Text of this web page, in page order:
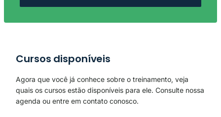
Cursos disponíveis
Agora que você já conhece sobre o treinamento, veja
quais os cursos estão disponíveis para ele. Consulte nossa
agenda ou entre em contato conosco.